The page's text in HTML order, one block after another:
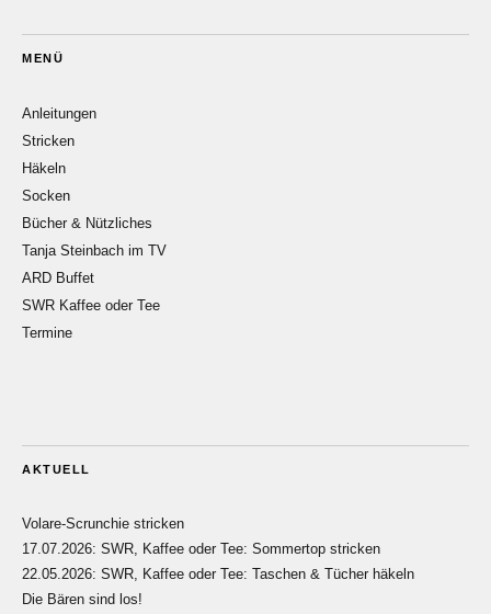
MENÜ
Anleitungen
Stricken
Häkeln
Socken
Bücher & Nützliches
Tanja Steinbach im TV
ARD Buffet
SWR Kaffee oder Tee
Termine
AKTUELL
Volare-Scrunchie stricken
17.07.2026: SWR, Kaffee oder Tee: Sommertop stricken
22.05.2026: SWR, Kaffee oder Tee: Taschen & Tücher häkeln
Die Bären sind los!